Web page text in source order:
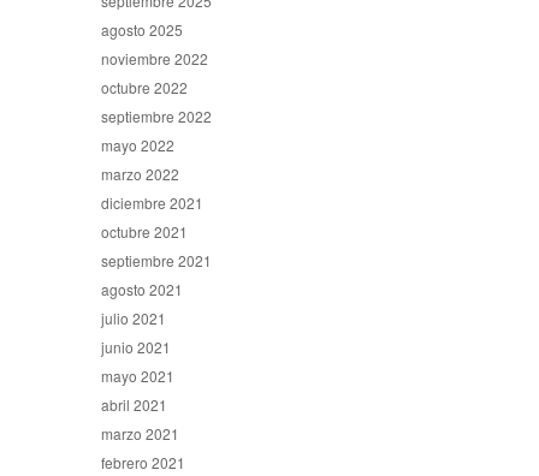
agosto 2025
noviembre 2022
octubre 2022
septiembre 2022
mayo 2022
marzo 2022
diciembre 2021
octubre 2021
septiembre 2021
agosto 2021
julio 2021
junio 2021
mayo 2021
abril 2021
marzo 2021
febrero 2021